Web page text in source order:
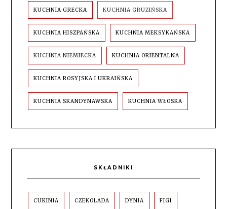
KUCHNIA GRECKA KUCHNIA GRUZIŃSKA
KUCHNIA HISZPAŃSKA KUCHNIA MEKSYKAŃSKA
KUCHNIA NIEMIECKA KUCHNIA ORIENTALNA
KUCHNIA ROSYJSKA I UKRAIŃSKA
KUCHNIA SKANDYNAWSKA KUCHNIA WŁOSKA
SKŁADNIKI
CUKINIA CZEKOLADA DYNIA FIGI